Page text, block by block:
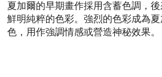
夏加爾的早期畫作採用含蓄色調，
鮮明純粹的色彩。強烈的色彩成為
色，用作強調情感或營造神秘效果。